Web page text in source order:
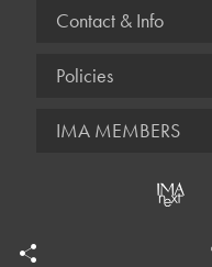
Contact & Info
Policies
IMA MEMBERS